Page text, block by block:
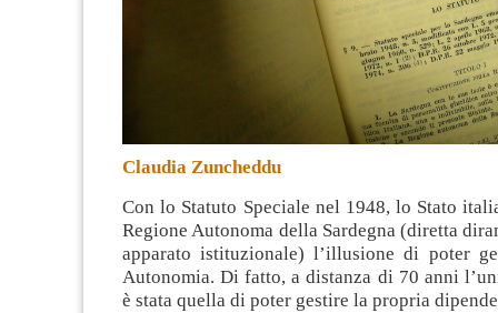
Claudia Zuncheddu
Con lo Statuto Speciale nel 1948, lo Stato
Regione Autonoma della Sardegna (diretta
apparato istituzionale) l’illusione di poter
Autonomia. Di fatto, a distanza di 70 anni
è stata quella di poter gestire la propria